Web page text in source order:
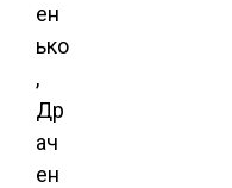
ен
ько
,
Др
ач
ен